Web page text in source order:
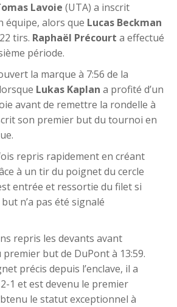
Lavoie (UTA) a inscrit
équipe, alors que Lucas Beckman
tirs. Raphaël Précourt a effectué
période.
la marque à 7:56 de la
Lukas Kaplan a profité d’un
avant de remettre la rondelle à
son premier but du tournoi en
repris rapidement en créant
à un tir du poignet du cercle
entrée et ressortie du filet si
n’a pas été signalé
repris les devants avant
premier but de DuPont à 13:59.
précis depuis l’enclave, il a
1 et est devenu le premier
le statut exceptionnel à